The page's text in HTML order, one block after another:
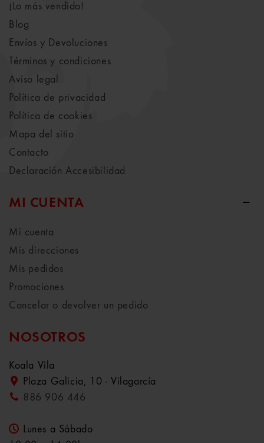
¡Lo más vendido!
Blog
Envíos y Devoluciones
Términos y condiciones
Aviso legal
Política de privacidad
Política de cookies
Mapa del sitio
Contacto
Declaración Accesibilidad
MI CUENTA
Mi cuenta
Mis direcciones
Mis pedidos
Promociones
Cancelar o devolver un pedido
NOSOTROS
Koala Vila
Plaza Galicia, 10 - Vilagarcía
886 906 446
Lunes a Sábado